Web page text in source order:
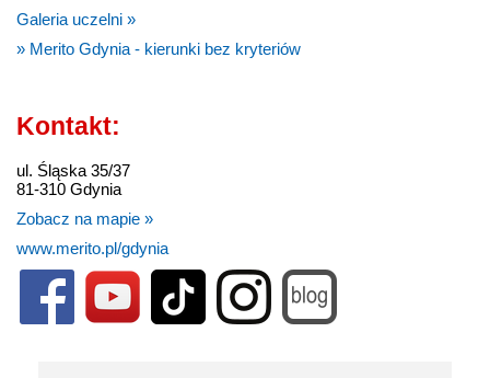
Galeria uczelni »
» Merito Gdynia - kierunki bez kryteriów
Kontakt:
ul. Śląska 35/37
81-310 Gdynia
Zobacz na mapie »
www.merito.pl/gdynia